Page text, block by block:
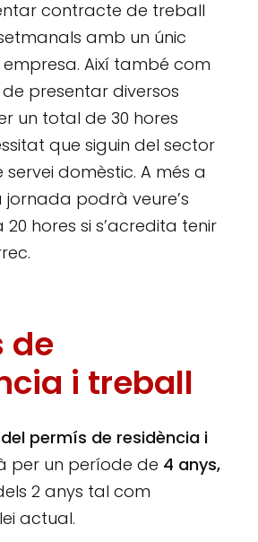
contracte de treball
amb un únic
Així també com
presentar diversos
un total de 30 hores
que siguin del sector
domèstic. A més a
jornada podrà veure’s
hores si s’acredita tenir
de
i treball
permís de residència i
per un període de 4 anys,
2 anys tal com
actual.